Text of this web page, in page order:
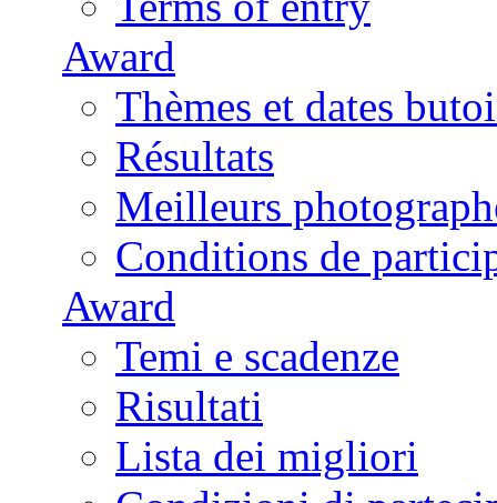
Award
Thèmes et dates
Résultats
Meilleurs
Conditions de
Award
Temi e scadenze
Risultati
Lista dei migliori